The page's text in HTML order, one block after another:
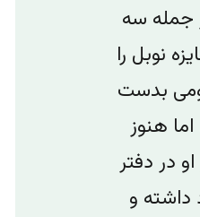
جمله سه
نوبل را
بدست
هنوز
در دفتر
و